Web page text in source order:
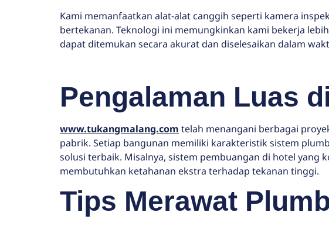
Kami memanfaatkan alat-alat canggih seperti kamera
bertekanan. Teknologi ini memungkinkan kami bekerja
dapat ditemukan secara akurat dan diselesaikan dalam
Pengalaman Luas
www.tukangmalang.com telah menangani berbagai
pabrik. Setiap bangunan memiliki karakteristik sistem
solusi terbaik. Misalnya, sistem pembuangan di hotel yang
membutuhkan ketahanan ekstra terhadap tekanan tinggi.
Tips Merawat